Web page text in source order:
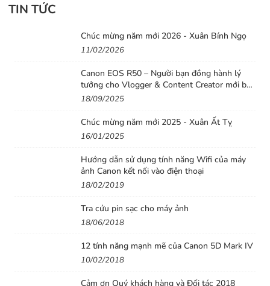
Bộ xử lý Maestro IV kết hợp cùng bộ nhớ đệm 8GB, cho
phép nhiếp ảnh gia tác nghiệp nhanh chóng ngay cả khi
chụp ảnh tĩnh hoặc quay video. Công nghệ Triple
Resolution hỗ trợ máy ảnh xử lý nhanh hơn, cho phép
chụp liên tục với tốc độ ấn tượng lên tới 15fps, mang lại
Ống kính Summilux 28mm f/1.7 ASPH
TIN TỨC
Chúc mừng năm mới 2026 - Xuân Bính Ngọ
11/02/2026
Canon EOS R50 – Người bạn đồng hành lý
tưởng cho Vlogger & Content Creator mới bắt
đầu
18/09/2025
Chúc mừng năm mới 2025 - Xuân Ất Tỵ
16/01/2025
Hướng dẫn sử dụng tính năng Wifi của máy
ảnh Canon kết nối vào điện thoại
18/02/2019
Tra cứu pin sạc cho máy ảnh
18/06/2018
12 tính năng mạnh mẽ của Canon 5D Mark IV
10/02/2018
Cảm ơn Quý khách hàng và Đối tác 2018